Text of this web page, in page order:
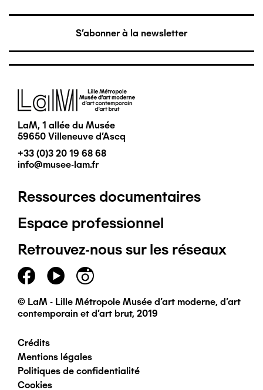
S'abonner à la newsletter
Image
LaM, 1 allée du Musée
59650 Villeneuve d'Ascq
+33 (0)3 20 19 68 68
info@musee-lam.fr
Pied
de
page
principal
Ressources documentaires
Espace professionnel
Retrouvez-nous sur les réseaux
© LaM - Lille Métropole Musée d'art moderne, d'art
contemporain et d'art brut, 2019
Pied
de
Crédits
Mentions légales
Politiques de confidentialité
Cookies